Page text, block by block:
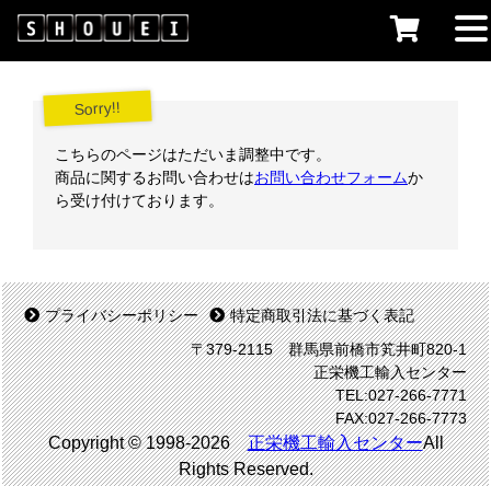
Sorry!!
こちらのページはただいま調整中です。
商品に関するお問い合わせはお問い合わせフォームか
ら受け付けております。
プライバシーポリシー
特定商取引法に基づく表記
〒379-2115 群馬県前橋市笂井町820-1
正栄機工輸入センター
TEL:027-266-7771
FAX:027-266-7773
Copyright © 1998-2026正栄機工輸入センターAll
Rights Reserved.